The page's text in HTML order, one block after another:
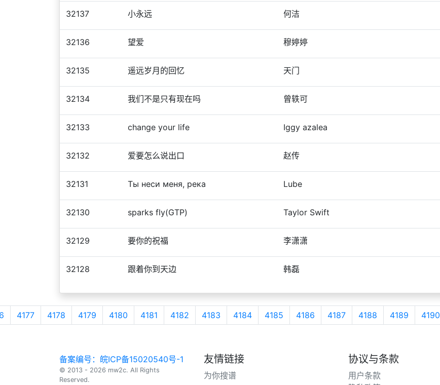
32137 小永远 何洁
32136 望爱 穆婷婷
32135 遥远岁月的回忆 天门
32134 我们不是只有现在吗 曾轶可
32133 change your life Iggy azalea
32132 爱要怎么说出口 赵传
32131 Ты неси меня, река Lube
32130 sparks fly(GTP) Taylor Swift
32129 要你的祝福 李潇潇
32128 跟着你到天边 韩磊
4177 4178 4179 4180 4181 4182 4183 4184 4185 4186 4187 4188 4189 4190
备案编号：皖ICP备15020540号-1
© 2013 - 2026 mw2c. All Rights
Reserved.
友情链接
为你搜谱
协议与条款
用户条款